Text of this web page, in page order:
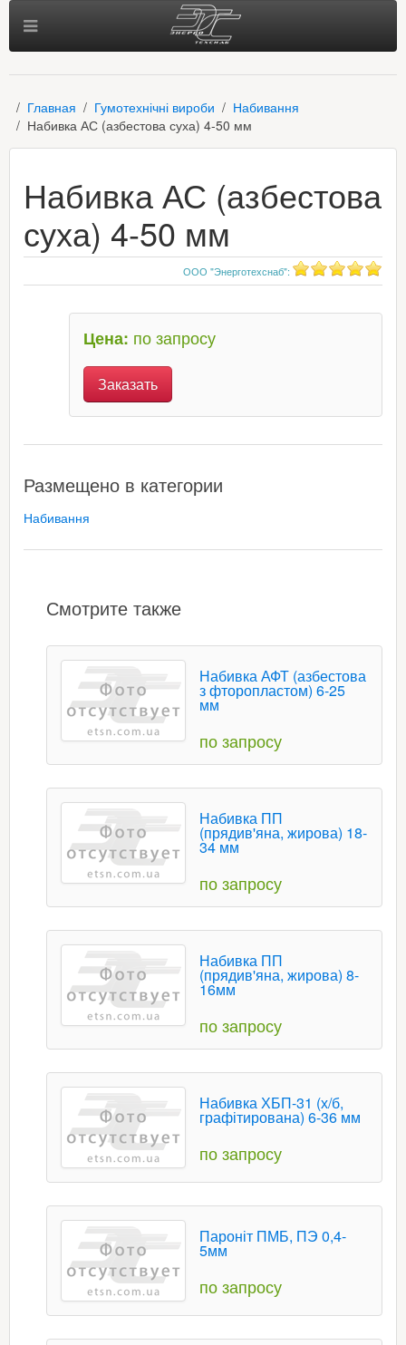
Главная Гумотехнічні вироби
Набивання
Набивка АС (азбестова суха) 4-50 мм
Набивка АС (азбестова
суха) 4-50 мм
ООО "Энерготехснаб":
Цена: по запросу
Заказать
Размещено в категории
Набивання
Смотрите также
Набивка АФТ (азбестова
з фторопластом) 6-25
мм
по запросу
Набивка ПП
(прядив'яна, жирова) 18-
34 мм
по запросу
Набивка ПП
(прядив'яна, жирова) 8-
16мм
по запросу
Набивка ХБП-31 (х/б,
графітирована) 6-36 мм
по запросу
Пароніт ПМБ, ПЭ 0,4-
5мм
по запросу